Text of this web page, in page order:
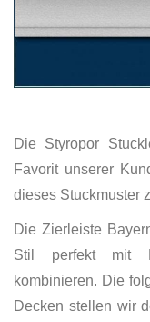
Die Styropor
Favorit unserer
dieses Stuckmuster
Die Zierleiste
Stil perfekt mit
kombinieren. Die
Decken stellen wir